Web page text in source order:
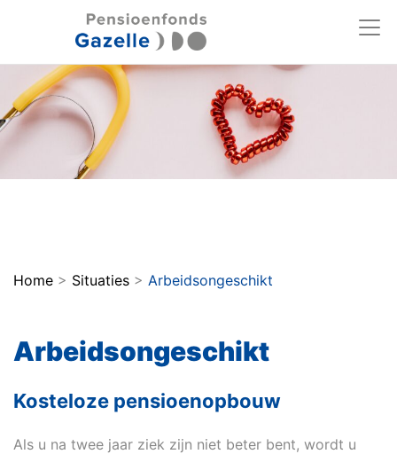
Home > Situaties > Arbeidsongeschikt
Arbeidsongeschikt
Kosteloze pensioenopbouw
Als u na twee jaar ziek zijn niet beter bent, wordt u